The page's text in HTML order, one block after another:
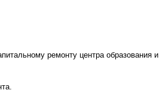
ремонту центра